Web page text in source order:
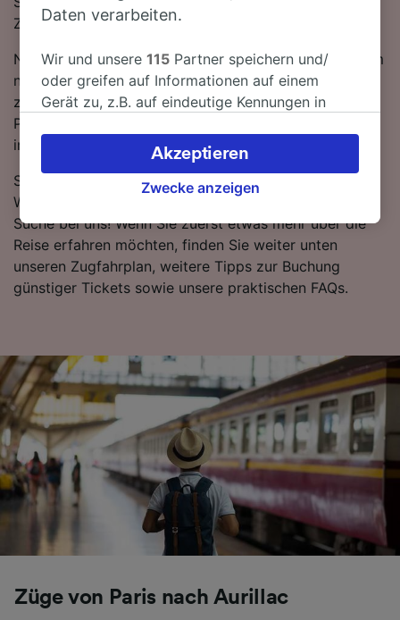
Zugverbindungen von Paris nach Aurillac.
Nutzen Sie unseren Reiseplaner oben auf der Seite, um
nach günstigen Ticketpreisen zu suchen und wir
zeigen Ihnen, wie viel Sie sparen können. Tickets von
Paris nach Aurillac beginnen bei 31.39 CHF, wenn Sie
im Voraus buchen.
Sie wollen Ihre Bahntickets nach Aurillac buchen?
Warten Sie nicht länger, starten Sie noch heute eine
Suche bei uns! Wenn Sie zuerst etwas mehr über die
Reise erfahren möchten, finden Sie weiter unten
unseren Zugfahrplan, weitere Tipps zur Buchung
günstiger Tickets sowie unsere praktischen FAQs.
Züge von Paris nach Aurillac
Daten verarbeiten.
Wir und unsere115 Partner speichern und/
oder greifen auf Informationen auf einem
Gerät zu, z.B. auf eindeutige Kennungen in
verarbeiten. Sie können Ihre Präferenzen
akzeptieren oder verwalten, einschließlich
Ihres Widerspruchsrechts bei berechtigtem
besuchen Sie jederzeit die Seite der
Datenschutzrichtlinie. Diese Präferenzen
werden unseren Partnern signalisiert und
haben keinen Einfluss auf Surfdaten. Ihre
Surfverhalten nicht zu verfolgen.
Wir und unsere Partner verarbeiten Daten, um
Folgendes bereitzustellen:
Verwendung genauer Standortdaten.
Endgeräteeigenschaften zur Identifikation
aktiv abfragen. Speichern von oder Zugriff auf
Informationen auf einem Endgerät.
Personalisierte Werbung und Inhalte, Messung
von Werbeleistung und der Performance von
Inhalten, Zielgruppenforschung sowie
Entwicklung und Verbesserung von
Liste der Partner (Lieferanten)
Zwecke anzeigen
Akzeptieren